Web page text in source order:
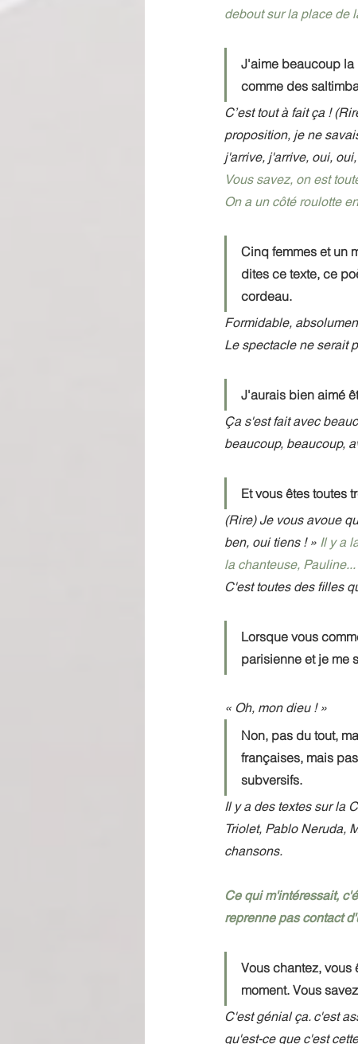
debout sur la place de
J'aime beaucoup la
comme des
C’est tout à fait ça !
proposition, je ne
j'arrive, j'arrive, oui,
Vous savez, on est
On a un côté roulotte
Cinq femmes et un
dites ce texte, ce
cordeau.
Formidable,
Le spectacle ne serait
J'aurais bien aimé
Ça s'est fait avec
beaucoup, beaucoup,
Et vous êtes toutes
(Rire) Je vous avoue
ben, oui tiens ! » Il y a
la chanteuse, Pauline...
C'est toutes des filles
Lorsque vous
parisienne et je me
« Oh, mon dieu ! »
Non, pas du tout,
françaises, mais
subversifs.
Il y a des textes sur la
Triolet, Pablo Neruda,
chansons.
Ce qui m'intéressait,
reprenne pas contact
Vous chantez, vous
moment. Vous
C'est génial ça. c'est
qu'est-ce que c'est